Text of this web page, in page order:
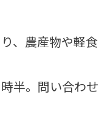
、農産物や軽食
半。問い合わ